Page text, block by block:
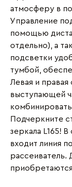
атмосферу в
Управление
помощью
отдельно), а
подсветки
тумбой,
Левая и
выступающей
комбинировать
Подчеркните
зеркала L165!
входит линия
рассеиватель.